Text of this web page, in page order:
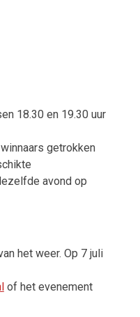
18.30 en 19.30 uur
getrokken
avond op
het weer. Op 7 juli
of het evenement